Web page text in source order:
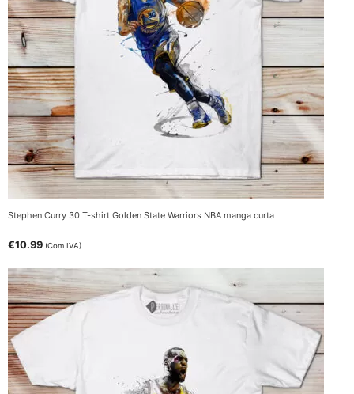
Stephen Curry 30 T-shirt Golden State Warriors NBA manga curta
€10.99 (Com IVA)